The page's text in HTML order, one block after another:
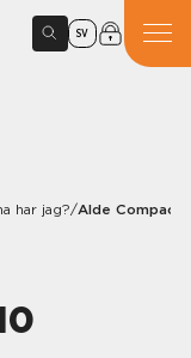
SV
har jag?/Alde Compact